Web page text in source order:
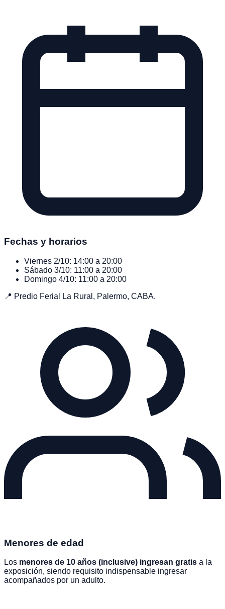
Fechas y horarios
Viernes 2/10: 14:00 a 20:00
Sábado 3/10: 11:00 a 20:00
Domingo 4/10: 11:00 a 20:00
📍 Predio Ferial La Rural, Palermo, CABA.
Menores de edad
Los menores de 10 años (inclusive) ingresan gratis a la
exposición, siendo requisito indispensable ingresar
acompañados por un adulto.